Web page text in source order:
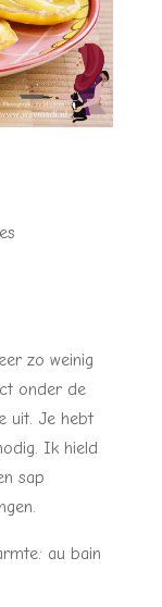
zo weinig
onder de
uit. Je hebt
Ik hield
sap
au bain